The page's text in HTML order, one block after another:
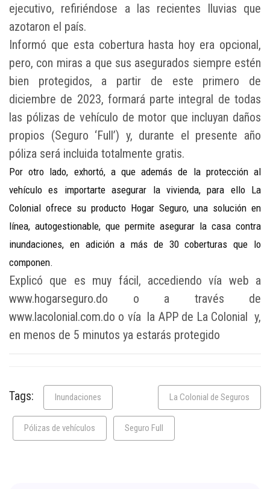
ejecutivo, refiriéndose a las recientes lluvias que
azotaron el país.
Informó que esta cobertura hasta hoy era opcional,
pero, con miras a que sus asegurados siempre estén
bien protegidos, a partir de este primero de
diciembre de 2023, formará parte integral de todas
las pólizas de vehículo de motor que incluyan daños
propios (Seguro ‘Full’) y, durante el presente año
póliza será incluida totalmente gratis.
Por otro lado, exhortó, a que además de la protección al
vehículo es importarte asegurar la vivienda, para ello La
Colonial ofrece su producto Hogar Seguro, una solución en
línea, autogestionable, que permite asegurar la casa contra
inundaciones, en adición a más de 30 coberturas que lo
componen.
Explicó que es muy fácil, accediendo vía web a
www.hogarseguro.do o a través de
www.lacolonial.com.do o vía la APP de La Colonial y,
en menos de 5 minutos ya estarás protegido
Tags: Inundaciones La Colonial de Seguros
Pólizas de vehículos Seguro Full